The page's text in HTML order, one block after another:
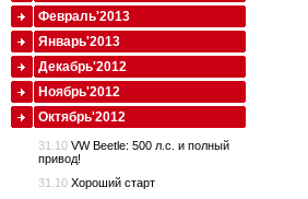
Февраль'2013
Январь'2013
Декабрь'2012
Ноябрь'2012
Октябрь'2012
31.10 VW Beetle: 500 л.с. и полный
привод!
31.10 Хороший старт